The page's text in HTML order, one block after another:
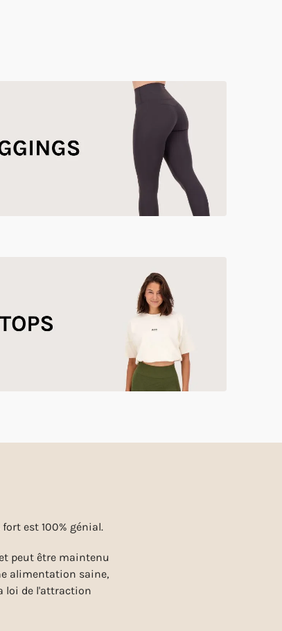
est 100% génial.
peut être maintenu
alimentation saine,
loi de l'attraction